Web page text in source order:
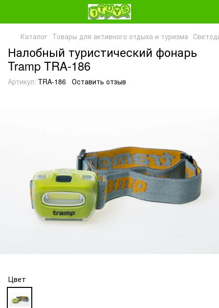
Каталог Товары для активного отдыха и туризма
Налобный туристический фонарь
Tramp TRA-186
Артикул: TRA-186 Оставить отзыв
Цвет